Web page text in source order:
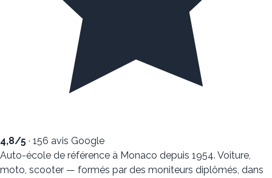
4,8/5 · 156 avis Google
Auto-école de référence à Monaco depuis 1954. Voiture,
moto, scooter — formés par des moniteurs diplômés, dans